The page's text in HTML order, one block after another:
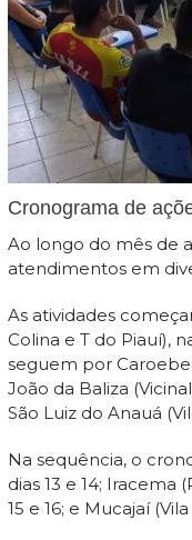
Cronograma de
Ao longo do mês de
atendimentos em
As atividades
Colina e T do Piauí),
seguem por Caroebe
João da Baliza
São Luiz do Anauá
Na sequência, o
dias 13 e 14; Iracema
15 e 16; e Mucajaí